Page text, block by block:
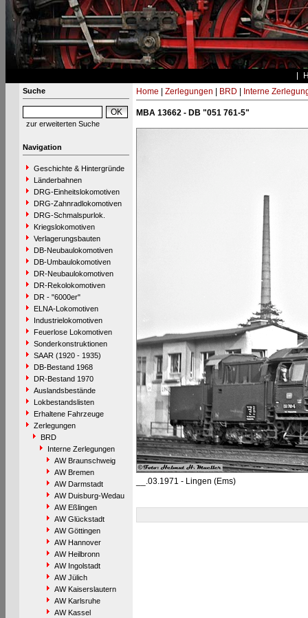
Suche
zur erweiterten Suche
Navigation
Geschichte & Hintergründe
Länderbahnen
DRG-Einheitslokomotiven
DRG-Zahnradlokomotiven
DRG-Schmalspurlok.
Kriegslokomotiven
Verlagerungsbauten
DB-Neubaulokomotiven
DB-Umbaulokomotiven
DR-Neubaulokomotiven
DR-Rekolokomotiven
DR - "6000er"
ELNA-Lokomotiven
Industrielokomotiven
Feuerlose Lokomotiven
Sonderkonstruktionen
SAAR (1920 - 1935)
DB-Bestand 1968
DR-Bestand 1970
Auslandsbestände
Lokbestandslisten
Erhaltene Fahrzeuge
Zerlegungen
BRD
Interne Zerlegungen
AW Braunschweig
AW Bremen
AW Darmstadt
AW Duisburg-Wedau
AW Eßlingen
AW Glückstadt
AW Göttingen
AW Hannover
AW Heilbronn
AW Ingolstadt
AW Jülich
AW Kaiserslautern
AW Karlsruhe
AW Kassel
Home Zerlegungen BRD Interne
MBA 13662 - DB "051 761-5"
__.03.1971 - Lingen (Ems)